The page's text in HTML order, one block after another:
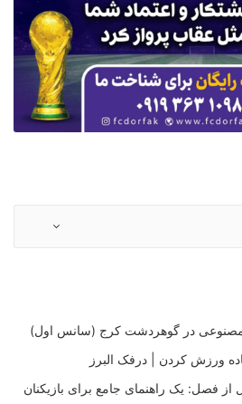
در گوهردشت کرج (سانس اول)
از فصل: یک راهنمای جامع برای بازیکنان